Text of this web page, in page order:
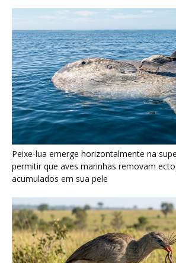
Peixe-lua emerge horizontalmente na
permitir que aves marinhas removam
acumulados em sua pele